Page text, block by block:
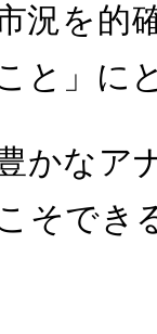
況を的
と」に
かなア
そでき